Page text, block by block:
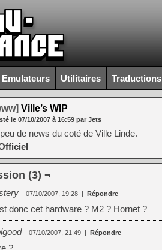
Emulateurs Utilitaires Traductions
Ville’s WIP
le 07/10/2007 à 16:59 par Jets
de news du coté de Ville Linde.
(3) ¬
07/10/2007, 19:28 | Répondre
donc cet hardware ? M2 ? Hornet ?
07/10/2007, 21:49 | Répondre
?